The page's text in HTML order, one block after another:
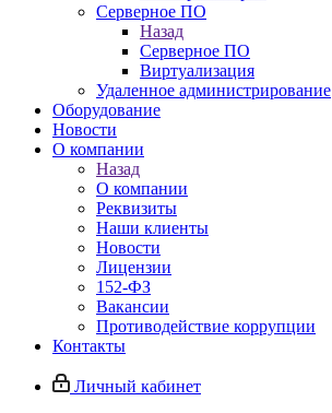
Серверное ПО
Назад
Серверное ПО
Виртуализация
Удаленное администрирование
Оборудование
Новости
О компании
Назад
О компании
Реквизиты
Наши клиенты
Новости
Лицензии
152-ФЗ
Вакансии
Противодействие коррупции
Контакты
Личный кабинет